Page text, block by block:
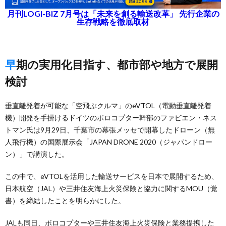
月刊LOGI-BIZ 7月号は「未来を創る輸送改革」 先行企業の
生存戦略を徹底取材
早期の実用化目指す、都市部や地方で展開
検討
垂直離発着が可能な「空飛ぶクルマ」のeVTOL（電動垂直離発着
機）開発を手掛けるドイツのボロコプター幹部のファビエン・ネス
トマン氏は9月29日、千葉市の幕張メッセで開幕したドローン（無
人飛行機）の国際展示会「JAPAN DRONE 2020（ジャパンドロー
ン）」で講演した。
この中で、eVTOLを活用した輸送サービスを日本で展開するため、
日本航空（JAL）や三井住友海上火災保険と協力に関するMOU（覚
書）を締結したことを明らかにした。
JALも同日、ボロコプターや三井住友海上火災保険と業務提携した